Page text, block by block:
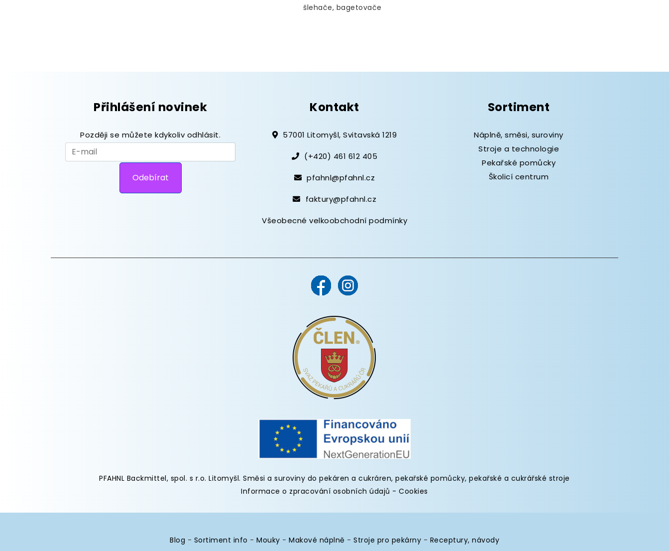
šlehače, bagetovače
Přihlášení novinek
Později se můžete kdykoliv odhlásit.
Kontakt
57001 Litomyšl, Svitavská 1219
(+420) 461 612 405
pfahnl@pfahnl.cz
faktury@pfahnl.cz
Všeobecné velkoobchodní podmínky
Sortiment
Náplně, směsi, suroviny
Stroje a technologie
Pekařské pomůcky
Školicí centrum
PFAHNL Backmittel, spol. s r.o. Litomyšl.Směsi a suroviny do pekáren a cukráren,pekařské pomůcky,pekařské a cukrářské stroje
Informace o zpracování osobních údajů -Cookies
Blog - Sortiment info - Mouky - Makové náplně - Stroje pro pekárny - Receptury, návody